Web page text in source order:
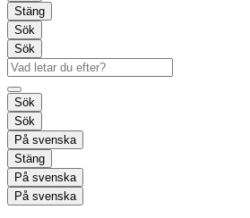
Stäng
Sök
Sök
Sök
Sök
På svenska
Stäng
På svenska
På svenska